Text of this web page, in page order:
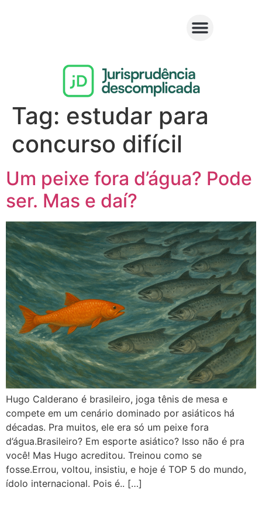
Tag: estudar para
concurso difícil
Um peixe fora d’água? Pode
ser. Mas e daí?
Hugo Calderano é brasileiro, joga tênis de mesa e
compete em um cenário dominado por asiáticos há
décadas. Pra muitos, ele era só um peixe fora
d’água.Brasileiro? Em esporte asiático? Isso não é pra
você! Mas Hugo acreditou. Treinou como se
fosse.Errou, voltou, insistiu, e hoje é TOP 5 do mundo,
ídolo internacional. Pois é.. […]